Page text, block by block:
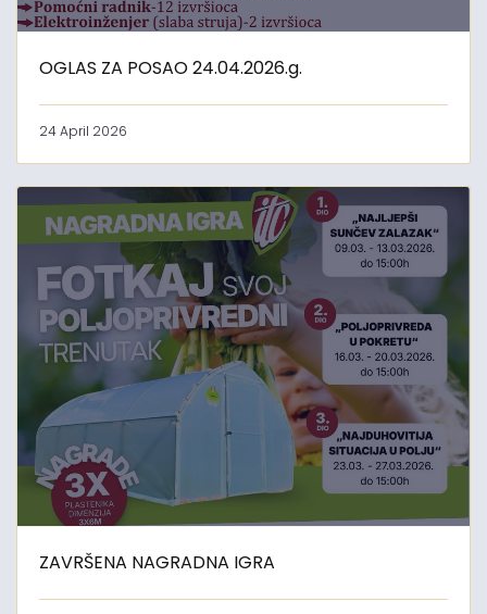
OGLAS ZA POSAO 24.04.2026.g.
24 April 2026
ZAVRŠENA NAGRADNA IGRA